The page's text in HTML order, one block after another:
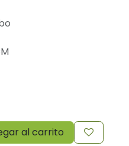
al carrito